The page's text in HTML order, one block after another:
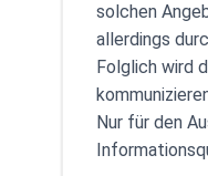
solchen
allerdings
Folglich wird
Nur für den